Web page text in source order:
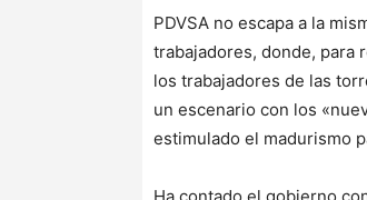
PDVSA no escapa a la
trabajadores, donde, para
los trabajadores de las
un escenario con los
estimulado el madurismo